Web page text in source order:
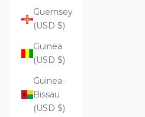
Guernsey
(USD $)
Guinea
(USD $)
Guinea-
Bissau
(USD $)